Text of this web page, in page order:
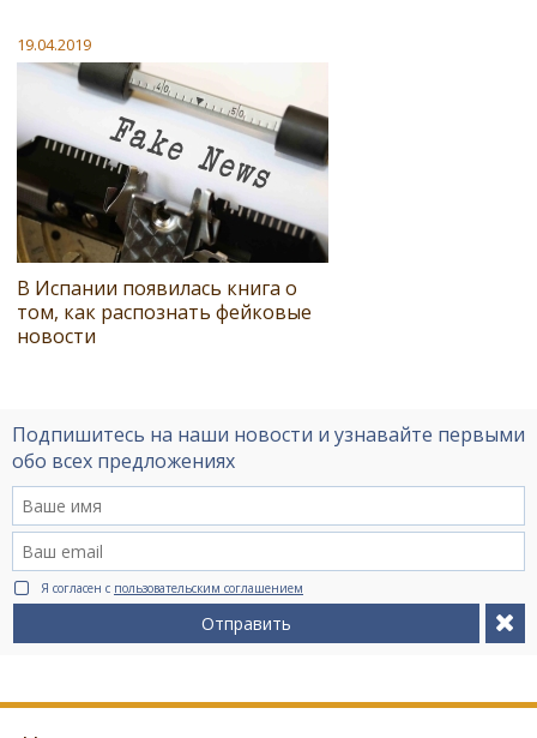
19.04.2019
В Испании появилась книга о
том, как распознать фейковые
новости
Подпишитесь на наши новости и узнавайте первыми
обо всех предложениях
Я согласен с пользовательским соглашением
Отправить